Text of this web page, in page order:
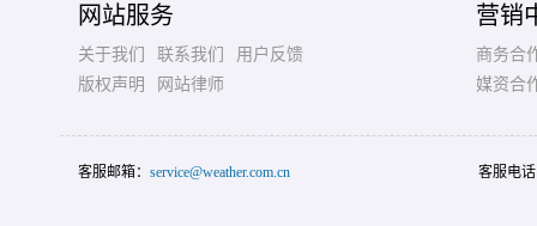
网站服务
关于我们 联系我们
用户反馈
版权声明
网站律师
营销
商务合
媒资合
客服邮箱： service@weather.com.cn 客服电